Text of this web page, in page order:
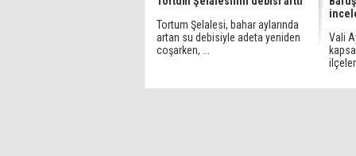
Tortum Şelalesi, bahar aylarında
artan su debisiyle adeta yeniden
coşarken, ...
Vali